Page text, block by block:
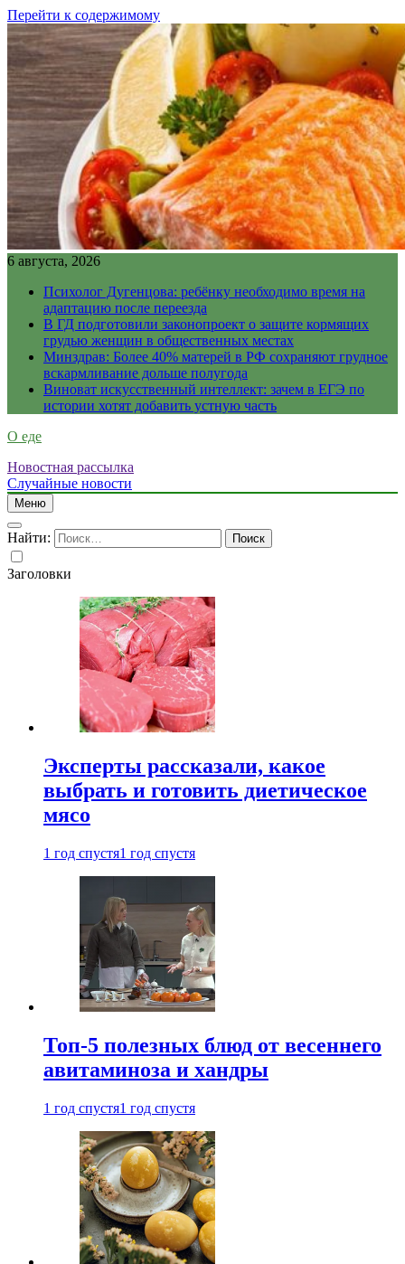
Перейти к содержимому
6 августа, 2026
Психолог Дугенцова: ребёнку необходимо время на
адаптацию после переезда
В ГД подготовили законопроект о защите кормящих
грудью женщин в общественных местах
Минздрав: Более 40% матерей в РФ сохраняют грудное
вскармливание дольше полугода
Виноват искусственный интеллект: зачем в ЕГЭ по
истории хотят добавить устную часть
О еде
Новостная рассылка
Случайные новости
Меню
Найти:
Заголовки
Эксперты рассказали, какое
выбрать и готовить диетическое
мясо
1 год спустя1 год спустя
Топ-5 полезных блюд от весеннего
авитаминоза и хандры
1 год спустя1 год спустя